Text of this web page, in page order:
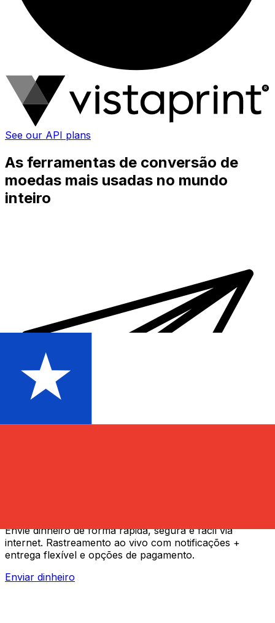
See our API plans
As ferramentas de conversão de
moedas mais usadas no mundo
inteiro
Envie dinheiro de forma rápida, segura e fácil via
internet. Rastreamento ao vivo com notificações +
entrega flexível e opções de pagamento.
Enviar dinheiro